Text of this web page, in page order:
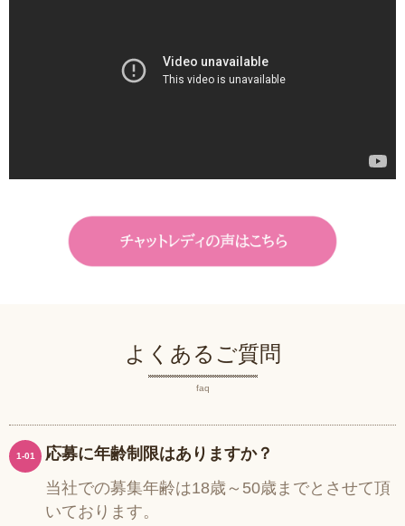
よくあるご質問
faq
1-01
応募に年齢制限はありますか？
当社での募集年齢は18歳～50歳までとさせて頂
いております。